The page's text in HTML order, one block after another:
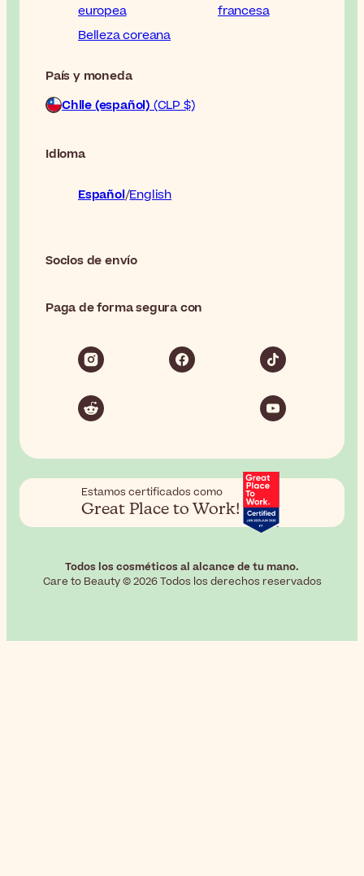
europea
francesa
Belleza coreana
País y moneda
Chile (español) (CLP $)
Idioma
Español English
Socios de envío
Paga de forma segura con
Estamos certificados como
Great Place to Work!
Todos los cosméticos al alcance de tu mano.
Care to Beauty © 2026 Todos los derechos reservados